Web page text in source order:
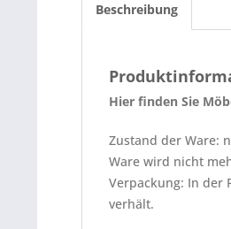
Beschreibung
Hier finden Sie
Zustand der Ware:
Ware wird nicht
Verpackung: In der
verhält.